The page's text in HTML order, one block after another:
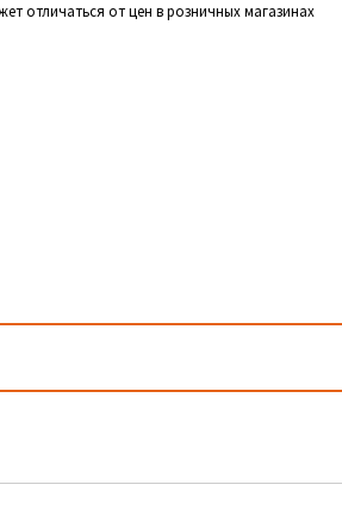
отличаться от цен в розничных магазинах